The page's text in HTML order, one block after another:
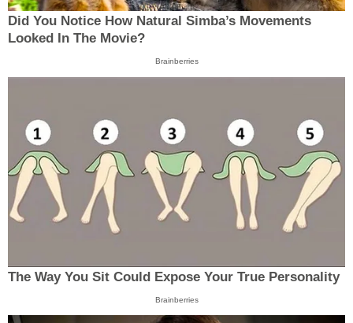
Did You Notice How Natural Simba’s Movements
Looked In The Movie?
Brainberries
The Way You Sit Could Expose Your True Personality
Brainberries